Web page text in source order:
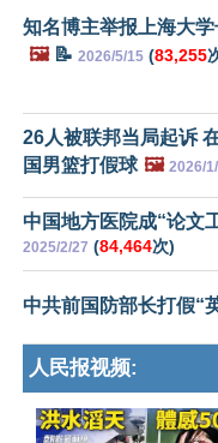
知名博主举报上海大
🖼️📝 2026/5/15 (83,255
26人被联邦当局起诉
国男篮打假球 🖼️ 2026/
中国地方医院成“论文
2025/2/27 (84,464次)
中共前国防部长打假“
人民报视频: